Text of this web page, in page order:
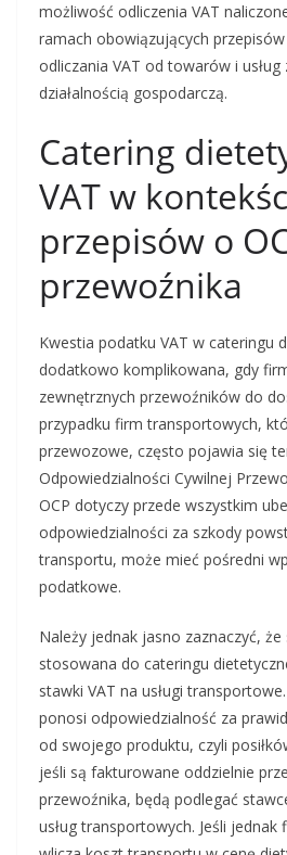
możliwość odliczenia VAT
ramach obowiązujących
odliczania VAT od towarów i usług
działalnością gospodarczą.
Catering
VAT w
przepisów o
przewoźnika
Kwestia podatku VAT w cateringu
dodatkowo komplikowana, gdy
zewnętrznych przewoźników do
przypadku firm transportowych,
przewozowe, często pojawia się
Odpowiedzialności Cywilnej
OCP dotyczy przede wszystkim
odpowiedzialności za szkody
transportu, może mieć pośredni
podatkowe.
Należy jednak jasno zaznaczyć, że
stosowana do cateringu
stawki VAT na usługi
ponosi odpowiedzialność za
od swojego produktu, czyli
jeśli są fakturowane oddzielnie
przewoźnika, będą podlegać
usług transportowych. Jeśli